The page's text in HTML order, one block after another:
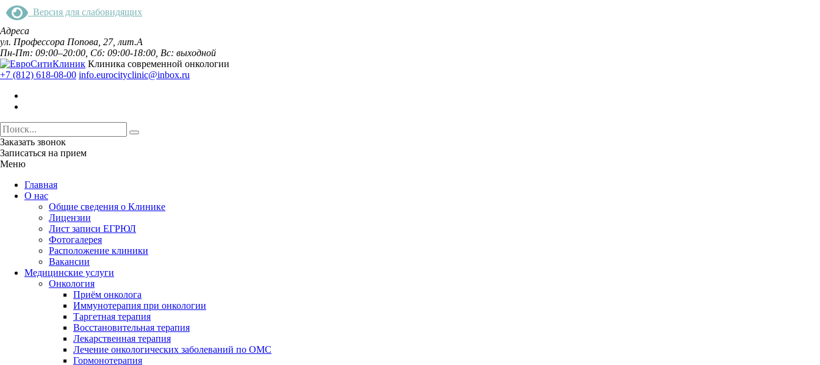
Версия для слабовидящих
Адреса
ул. Профессора Попова, 27, лит.А
Пн-Пт: 09:00–20:00, Сб: 09:00-18:00, Вс: выходной
Клиника современной онкологии
+7 (812) 618-08-00 info.eurocityclinic@inbox.ru
Заказать звонок
Записаться на прием
Меню
Главная
О нас
Общие сведения о Клинике
Лицензии
Лист записи ЕГРЮЛ
Фотогалерея
Расположение клиники
Вакансии
Медицинские услуги
Онкология
Приём онколога
Иммунотерапия при онкологии
Таргетная терапия
Восстановительная терапия
Лекарственная терапия
Лечение онкологических заболеваний по ОМС
Гормонотерапия